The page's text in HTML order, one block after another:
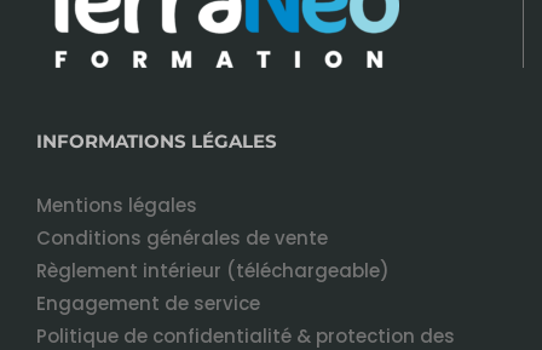
INFORMATIONS LÉGALES
Mentions légales
Conditions générales de vente
Règlement intérieur (téléchargeable)
Engagement de service
Politique de confidentialité & protection des